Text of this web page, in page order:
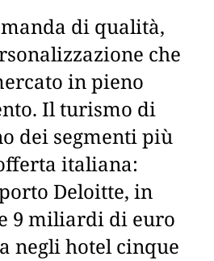
di qualità,
che
in pieno
Il turismo di
dei segmenti più
italiana:
Deloitte, in
9 miliardi di euro
negli hotel cinque